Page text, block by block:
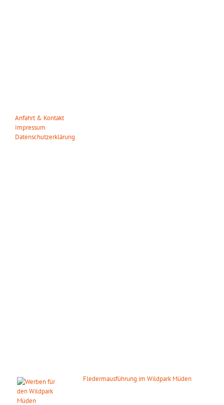
Anfahrt & Kontakt
Impressum
Datenschutzerklärung
Fledermausführung im Wildpark Müden